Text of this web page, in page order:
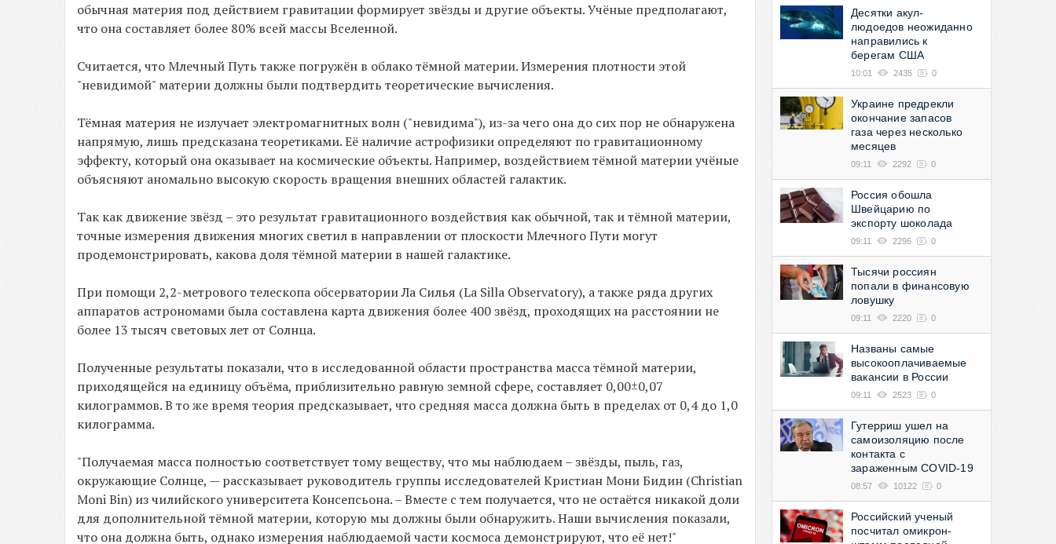
обычная материя под действием гравитации формирует звёзды и другие объекты. Учёные предполагают,
что она составляет более 80% всей массы Вселенной.
Считается, что Млечный Путь также погружён в облако тёмной материи. Измерения плотности этой
"невидимой" материи должны были подтвердить теоретические вычисления.
Тёмная материя не излучает электромагнитных волн ("невидима"), из-за чего она до сих пор не обнаружена
напрямую, лишь предсказана теоретиками. Её наличие астрофизики определяют по гравитационному
эффекту, который она оказывает на космические объекты. Например, воздействием тёмной материи учёные
объясняют аномально высокую скорость вращения внешних областей галактик.
Так как движение звёзд – это результат гравитационного воздействия как обычной, так и тёмной материи,
точные измерения движения многих светил в направлении от плоскости Млечного Пути могут
продемонстрировать, какова доля тёмной материи в нашей галактике.
При помощи 2,2-метрового телескопа обсерватории Ла Силья (La Silla Observatory), а также ряда других
аппаратов астрономами была составлена карта движения более 400 звёзд, проходящих на расстоянии не
более 13 тысяч световых лет от Солнца.
Полученные результаты показали, что в исследованной области пространства масса тёмной материи,
приходящейся на единицу объёма, приблизительно равную земной сфере, составляет 0,00±0,07
килограммов. В то же время теория предсказывает, что средняя масса должна быть в пределах от 0,4 до 1,0
килограмма.
"Получаемая масса полностью соответствует тому веществу, что мы наблюдаем – звёзды, пыль, газ,
окружающие Солнце, — рассказывает руководитель группы исследователей Кристиан Мони Бидин (Christian
Moni Bin) из чилийского университета Консепсьона. – Вместе с тем получается, что не остаётся никакой доли
для дополнительной тёмной материи, которую мы должны были обнаружить. Наши вычисления показали,
что она должна быть, однако измерения наблюдаемой части космоса демонстрируют, что её нет!"
Десятки акул-
людоедов неожиданно
направились к
берегам США
10:01 2435 0
Украине предрекли
окончание запасов
газа через несколько
месяцев
09:11 2292 0
Россия обошла
Швейцарию по
экспорту шоколада
09:11 2296 0
Тысячи россиян
попали в финансовую
ловушку
09:11 2220 0
Названы самые
высокооплачиваемые
вакансии в России
09:11 2523 0
Гутерриш ушел на
самоизоляцию после
контакта с
зараженным COVID-19
08:57 10122 0
Российский ученый
посчитал омикрон-